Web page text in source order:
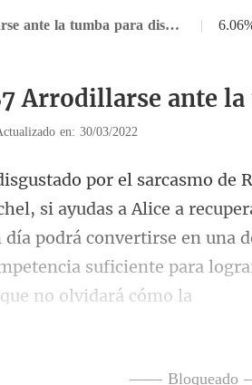
Capítulo 87 Arrodillarse ante la tumba para disculparse |
Arrodillarse ante
en: 30/03/2022
día podrá convertirse en una
——